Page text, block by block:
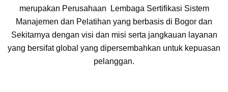
merupakan Perusahaan Lembaga Sertifikasi Sistem
Manajemen dan Pelatihan yang berbasis di Bogor dan
Sekitarnya dengan visi dan misi serta jangkauan layanan
yang bersifat global yang dipersembahkan untuk kepuasan
pelanggan.